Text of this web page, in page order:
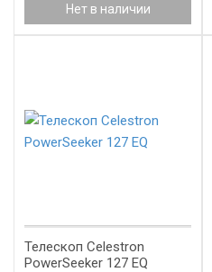
Нет в наличии
Телескоп Celestron
PowerSeeker 127 EQ